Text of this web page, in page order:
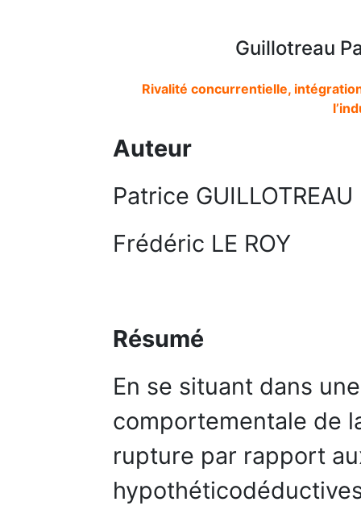
Guillotreau
Rivalité concurrentielle,
Auteur
Patrice GUILLOTREAU
Frédéric LE ROY
Résumé
En se situant dans
comportementale de
rupture par rapport